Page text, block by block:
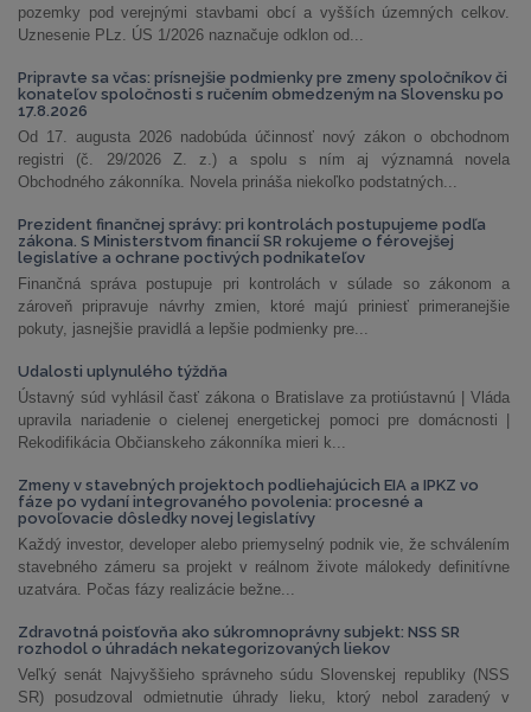
pozemky pod verejnými stavbami obcí a vyšších územných celkov.
Uznesenie PLz. ÚS 1/2026 naznačuje odklon od...
Pripravte sa včas: prísnejšie podmienky pre zmeny spoločníkov či
konateľov spoločnosti s ručením obmedzeným na Slovensku po
17.8.2026
Od 17. augusta 2026 nadobúda účinnosť nový zákon o obchodnom
registri (č. 29/2026 Z. z.) a spolu s ním aj významná novela
Obchodného zákonníka. Novela prináša niekoľko podstatných...
Prezident finančnej správy: pri kontrolách postupujeme podľa
zákona. S Ministerstvom financií SR rokujeme o férovejšej
legislatíve a ochrane poctivých podnikateľov
Finančná správa postupuje pri kontrolách v súlade so zákonom a
zároveň pripravuje návrhy zmien, ktoré majú priniesť primeranejšie
pokuty, jasnejšie pravidlá a lepšie podmienky pre...
Udalosti uplynulého týždňa
Ústavný súd vyhlásil časť zákona o Bratislave za protiústavnú | Vláda
upravila nariadenie o cielenej energetickej pomoci pre domácnosti |
Rekodifikácia Občianskeho zákonníka mieri k...
Zmeny v stavebných projektoch podliehajúcich EIA a IPKZ vo
fáze po vydaní integrovaného povolenia: procesné a
povoľovacie dôsledky novej legislatívy
Každý investor, developer alebo priemyselný podnik vie, že schválením
stavebného zámeru sa projekt v reálnom živote málokedy definitívne
uzatvára. Počas fázy realizácie bežne...
Zdravotná poisťovňa ako súkromnoprávny subjekt: NSS SR
rozhodol o úhradách nekategorizovaných liekov
Veľký senát Najvyššieho správneho súdu Slovenskej republiky (NSS
SR) posudzoval odmietnutie úhrady lieku, ktorý nebol zaradený v